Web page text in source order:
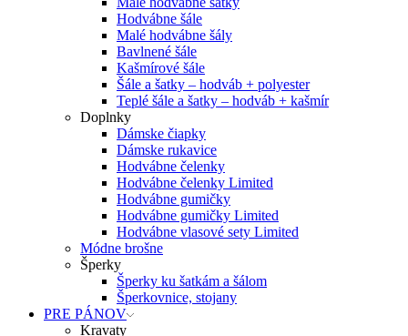
Hodvábne šále
Malé hodvábne šály
Bavlnené šále
Kašmírové šále
Šále a šatky – hodváb + polyester
Teplé šále a šatky – hodváb + kašmír
Doplnky
Dámske čiapky
Dámske rukavice
Hodvábne čelenky
Hodvábne čelenky Limited
Hodvábne gumičky
Hodvábne gumičky Limited
Hodvábne vlasové sety Limited
Módne brošne
Šperky
Šperky ku šatkám a šálom
Šperkovnice, stojany
PRE PÁNOV
Kravaty